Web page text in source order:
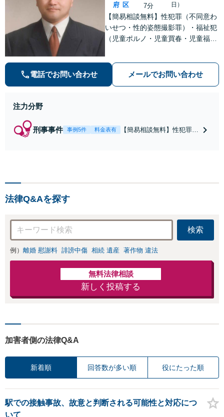
府 区
7分
日）
【簡易相談無料】性犯罪（不同意わ
いせつ・性的姿態撮影罪）・福祉犯
（児童ポルノ・児童買春・児童福祉
等）に非常に詳しい弁護士です
電話でお問い合わせ メールでお問い合わせ
注力分野
刑事事件 事例5件 料金表有
【簡易相談無料】性犯罪
法律Q&Aを探す
検索
例） 離婚 慰謝料 誹謗中傷 相続 遺産 著作物 違法
無料法律相談
新しく投稿する
加害者側の法律Q&A
新着順 回答数が多い順 役にたった順
駅での接触事故、故意と判断される可能性と対応につ
いて